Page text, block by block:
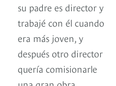
su padre es director y
trabajé con él cuando
era más joven, y
después otro director
quería comisionarle